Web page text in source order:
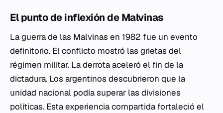
El punto de inflexión de Malvinas
La guerra de las Malvinas en 1982 fue un evento
definitorio. El conflicto mostró las grietas del
régimen militar. La derrota aceleró el fin de la
dictadura. Los argentinos descubrieron que la
unidad nacional podía superar las divisiones
políticas. Esta experiencia compartida fortaleció el